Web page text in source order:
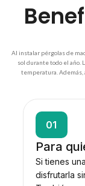
Al instalar pérgolas de
sol durante todo el año.
temperatura. Además,
01
Para
Si tienes
disfrutarla